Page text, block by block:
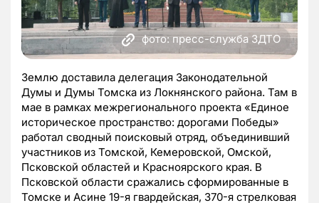
фото: пресс-служба ЗДТО
Землю доставила делегация Законодательной
Думы и Думы Томска из Локнянского района. Там в
мае в рамках межрегионального проекта «Единое
историческое пространство: дорогами Победы»
работал сводный поисковый отряд, объединивший
участников из Томской, Кемеровской, Омской,
Псковской областей и Красноярского края. В
Псковской области сражались сформированные в
Томске и Асине 19-я гвардейская, 370-я стрелковая